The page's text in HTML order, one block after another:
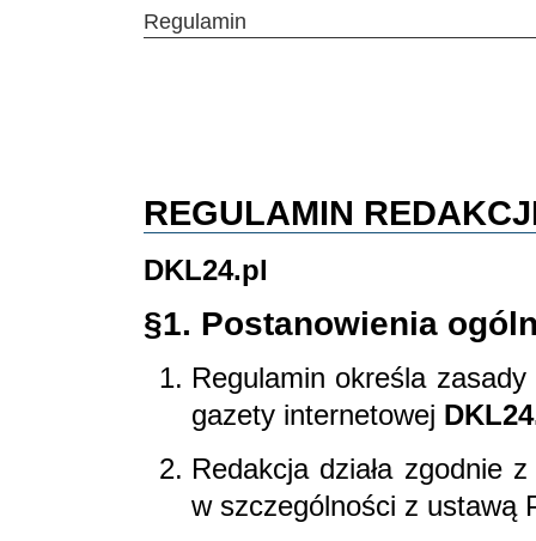
Regulamin
REGULAMIN
DKL24.pl
§1. Postanowienia
Regulamin określa
gazety internetowej
Redakcja działa zgodnie
w szczególności z ustawą